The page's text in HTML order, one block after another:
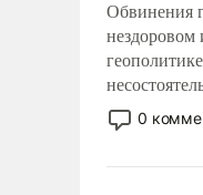
Обвинения
нездоровом
рационален
обусловлен
0